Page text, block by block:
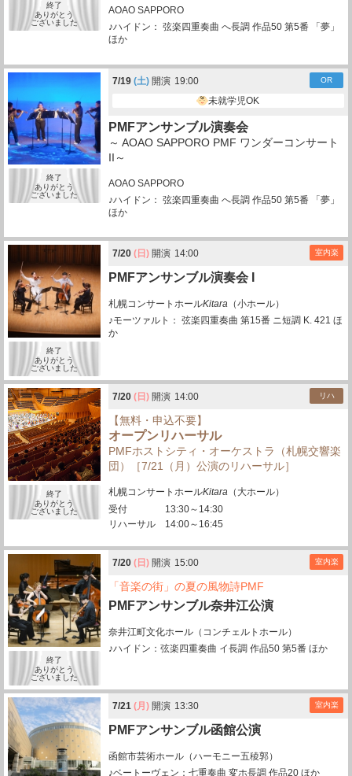
AOAO SAPPORO
♪ハイドン： 弦楽四重奏曲 へ長調 作品50 第5番 「夢」
ほか
終了
ありがとう
ございました
PMFアンサンブル演奏会
～ AOAO SAPPORO PMF ワンダーコンサート
II～
AOAO SAPPORO
♪ハイドン： 弦楽四重奏曲 へ長調 作品50 第5番 「夢」
ほか
OR
7/19 (土) 開演 19:00
未就学児OK
終了
ありがとう
ございました
PMFアンサンブル演奏会 I
札幌コンサートホールKitara（小ホール）
♪モーツァルト： 弦楽四重奏曲 第15番 ニ短調 K. 421 ほ
か
室内楽
7/20 (日) 開演 14:00
終了
ありがとう
ございました
【無料・申込不要】
オープンリハーサル
PMFホストシティ・オーケストラ（札幌交響楽
団）［7/21（月）公演のリハーサル］
札幌コンサートホールKitara（大ホール）
受付
13:30～14:30
リハーサル
14:00～16:45
リハ
7/20 (日) 開演 14:00
終了
ありがとう
ございました
「音楽の街」の夏の風物詩PMF
PMFアンサンブル奈井江公演
奈井江町文化ホール（コンチェルトホール）
♪ハイドン：弦楽四重奏曲 イ長調 作品50 第5番 ほか
室内楽
7/20 (日) 開演 15:00
終了
ありがとう
ございました
PMFアンサンブル函館公演
函館市芸術ホール（ハーモニー五稜郭）
♪ベートーヴェン：七重奏曲 変ホ長調 作品20 ほか
室内楽
7/21 (月) 開演 13:30